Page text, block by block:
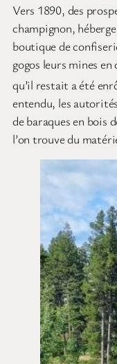
Vers 1890, des
champignon,
boutique de
gogos leurs mines
qu’il restait a été
entendu, les
de baraques en bois
l’on trouve du